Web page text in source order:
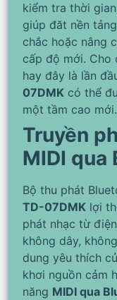
kiểm tra thời
giúp đăt nền
chắc hoặc nâng
cấp độ mới. Cho
hay đây là lần
07DMK có thể
một tầm cao mới.
Truyền
MIDI qua
Bộ thu phát
TD-07DMK lợi
phát nhạc từ
không dây,
dung yêu thích
khơi nguồn cảm
năng MIDI qua